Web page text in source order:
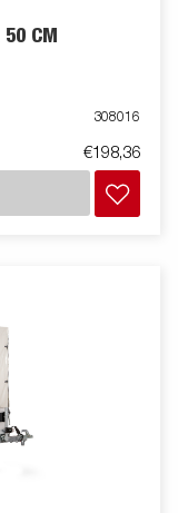
50 CM
308016
€198,36